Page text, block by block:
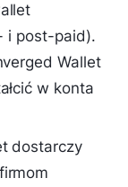
i post-paid).
Wallet
w konta
dostarczy